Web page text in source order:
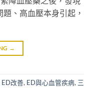
、高血壓本身引起，
→
ED改善, ED與心血管疾病, 三